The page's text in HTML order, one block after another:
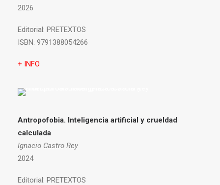
2026
Editorial: PRETEXTOS
ISBN: 9791388054266
+ INFO
Antropofobia. Inteligencia artificial y crueldad
calculada
Ignacio Castro Rey
2024
Editorial: PRETEXTOS